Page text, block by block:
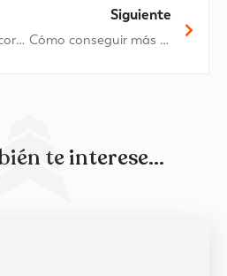
Biofilia: el estilo decorativo con plantas naturales que tienes que conocer
Siguiente
Cómo conseguir más espacio en casa sin hacer obras
te interese...